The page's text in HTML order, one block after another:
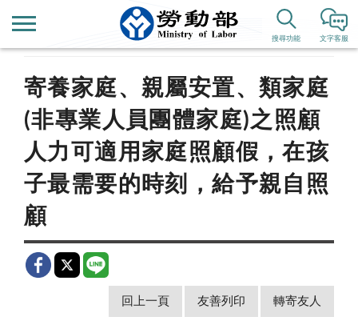
文字客服
搜尋功能
新聞公告 新聞稿
寄養家庭、親屬安置、類家庭
(非專業人員團體家庭)之照顧
人力可適用家庭照顧假，在孩
子最需要的時刻，給予親自照
顧
回上一頁 友善列印 轉寄友人